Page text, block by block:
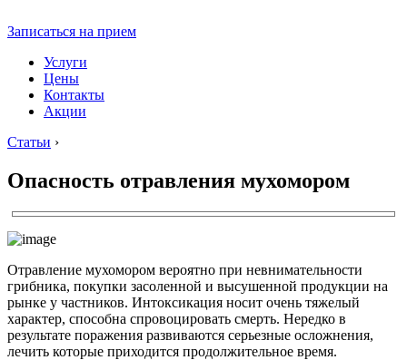
Записаться на прием
Услуги
Цены
Контакты
Акции
Статьи ›
Опасность отравления мухомором
Отравление мухомором вероятно при невнимательности
грибника, покупки засоленной и высушенной продукции на
рынке у частников. Интоксикация носит очень тяжелый
характер, способна спровоцировать смерть. Нередко в
результате поражения развиваются серьезные осложнения,
лечить которые приходится продолжительное время.